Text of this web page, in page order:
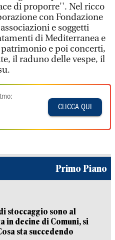
di proporre''. Nel ricco
con Fondazione
e soggetti
di Mediterranea e
e poi concerti,
il raduno delle vespe, il
CLICCA QUI
Primo Piano
stoccaggio sono al
in decine di Comuni, si
sta succedendo